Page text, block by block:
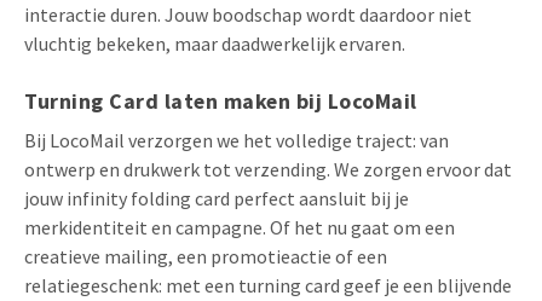
interactie duren. Jouw boodschap wordt daardoor niet
vluchtig bekeken, maar daadwerkelijk ervaren.
Turning Card laten maken bij LocoMail
Bij LocoMail verzorgen we het volledige traject: van
ontwerp en drukwerk tot verzending. We zorgen ervoor dat
jouw infinity folding card perfect aansluit bij je
merkidentiteit en campagne. Of het nu gaat om een
creatieve mailing, een promotieactie of een
relatiegeschenk: met een turning card geef je een blijvende